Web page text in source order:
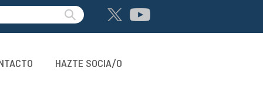
HAZTE SOCIA/O